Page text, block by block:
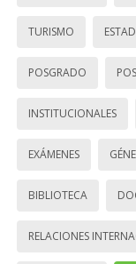
TURISMO
POSGRADO
INSTITUCIONALES
EXÁMENES
BIBLIOTECA
RELACIONES